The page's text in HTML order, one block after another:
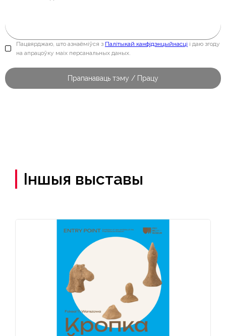
Пацвярджаю, што азнаёміўся з Палітыкай канфідэнцыйнасці і даю згоду
на апрацоўку маіх персанальных даных.
Іншыя выставы